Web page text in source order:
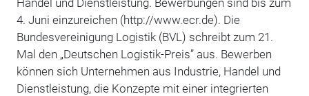
4. Juni einzureichen (http://www.ecr.de). Die
Bundesvereinigung Logistik (BVL) schreibt zum 21.
Mal den „Deutschen Logistik-Preis” aus. Bewerben
können sich Unternehmen aus Industrie, Handel und
Dienstleistung, die Konzepte mit einer integrierten